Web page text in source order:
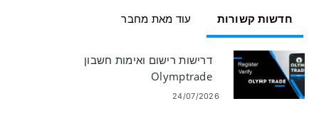
עוד מאת מחבר חדשות קשורות
דרישות רישום ואימות חשבון
Olymptrade
24/07/2026